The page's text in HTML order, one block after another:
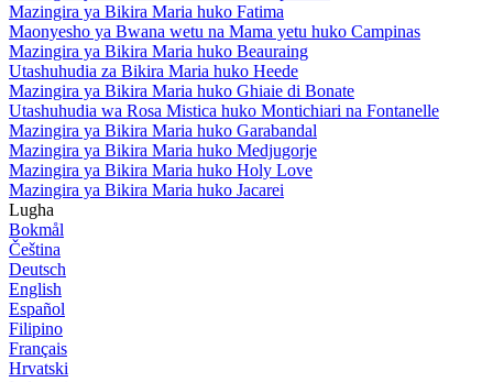
Mazingira ya Bikira Maria huko Fatima
Maonyesho ya Bwana wetu na Mama yetu huko Campinas
Mazingira ya Bikira Maria huko Beauraing
Utashuhudia za Bikira Maria huko Heede
Mazingira ya Bikira Maria huko Ghiaie di Bonate
Utashuhudia wa Rosa Mistica huko Montichiari na Fontanelle
Mazingira ya Bikira Maria huko Garabandal
Mazingira ya Bikira Maria huko Medjugorje
Mazingira ya Bikira Maria huko Holy Love
Mazingira ya Bikira Maria huko Jacarei
Lugha
Bokmål
Čeština
Deutsch
English
Español
Filipino
Français
Hrvatski